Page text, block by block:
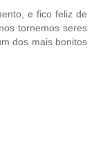
e fico feliz de
tornemos seres
dos mais bonitos